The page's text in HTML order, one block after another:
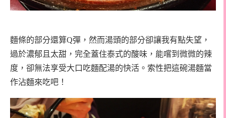
麵條的部分還算Q彈，然而湯頭的部分卻讓我有點失望，
過於濃郁且太甜，完全蓋住泰式的酸味，能嚐到微微的辣
度，卻無法享受大口吃麵配湯的快活。索性把這碗湯麵當
作沾麵來吃吧！